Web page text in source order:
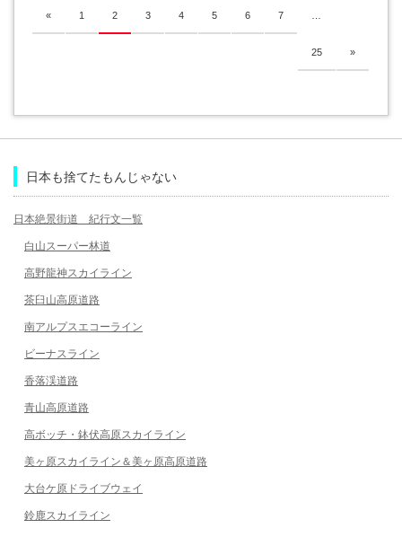
« 1 2 3 4 5 6 7
25 »
日本も捨てたもんじゃない
日本絶景街道 紀行文一覧
白山スーパー林道
高野龍神スカイライン
茶臼山高原道路
南アルプスエコーライン
ビーナスライン
香落渓道路
青山高原道路
高ボッチ・鉢伏高原スカイライン
美ヶ原スカイライン＆美ヶ原高原道路
大台ケ原ドライブウェイ
鈴鹿スカイライン